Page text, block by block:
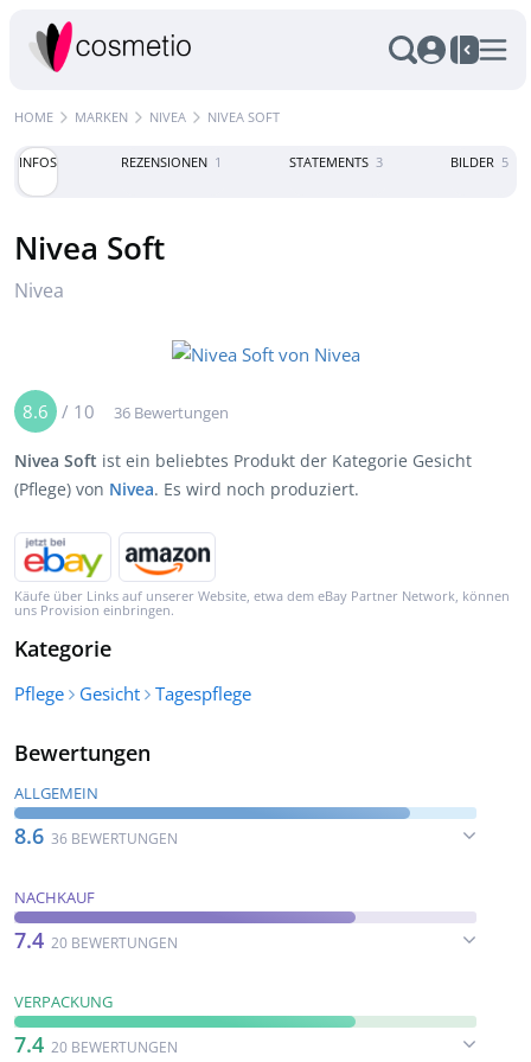
HOME MARKEN NIVEA NIVEA SOFT
INFOS REZENSIONEN 1 STATEMENTS 3 BILDER 5
Nivea Soft
Nivea
8.6 / 10 36 Bewertungen
Nivea Soft ist ein beliebtes Produkt der Kategorie Gesicht
(Pflege) von Nivea. Es wird noch produziert.
Käufe über Links auf unserer Website, etwa dem eBay Partner Network, können
uns Provision einbringen.
Kategorie
Pflege Gesicht Tagespflege
Bewertungen
ALLGEMEIN
8.6 36 BEWERTUNGEN
NACHKAUF
7.4 20 BEWERTUNGEN
VERPACKUNG
7.4 20 BEWERTUNGEN